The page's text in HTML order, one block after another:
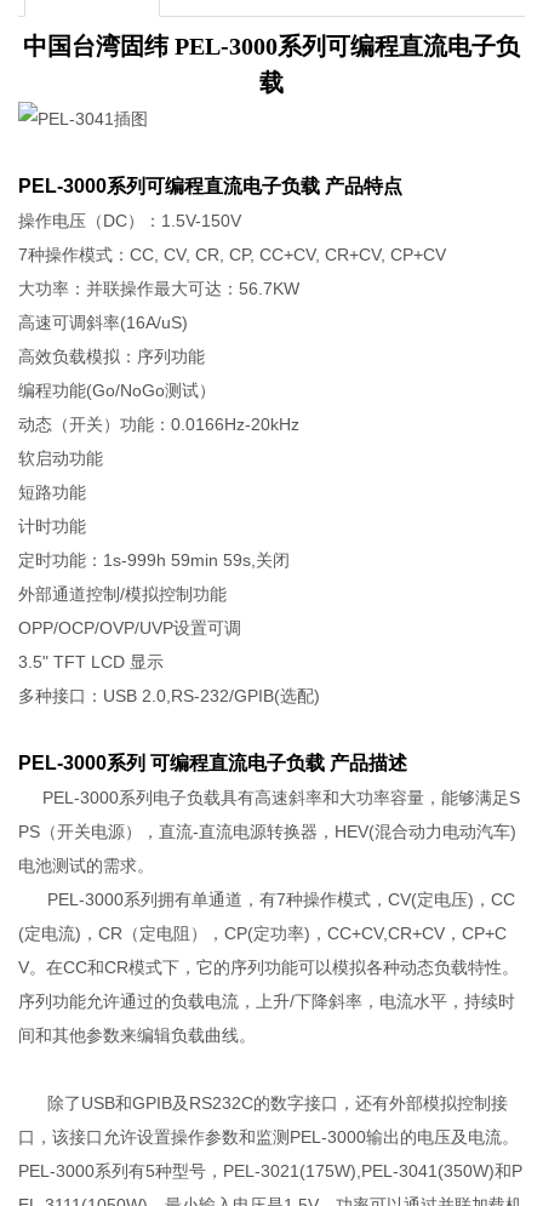
中国台湾固纬 PEL-3000系列可编程直流电子负
载
PEL-3000系列可编程直流电子负载 产品特点
操作电压（DC）：1.5V-150V
7种操作模式：CC, CV, CR, CP, CC+CV, CR+CV, CP+CV
大功率：并联操作最大可达：56.7KW
高速可调斜率(16A/uS)
高效负载模拟：序列功能
编程功能(Go/NoGo测试）
动态（开关）功能：0.0166Hz-20kHz
软启动功能
短路功能
计时功能
定时功能：1s-999h 59min 59s,关闭
外部通道控制/模拟控制功能
OPP/OCP/OVP/UVP设置可调
3.5" TFT LCD 显示
多种接口：USB 2.0,RS-232/GPIB(选配)
PEL-3000系列 可编程直流电子负载 产品描述
PEL-3000系列电子负载具有高速斜率和大功率容量，能够满足S
PS（开关电源），直流-直流电源转换器，HEV(混合动力电动汽车)
电池测试的需求。
PEL-3000系列拥有单通道，有7种操作模式，CV(定电压)，CC
(定电流)，CR（定电阻），CP(定功率)，CC+CV,CR+CV，CP+C
V。在CC和CR模式下，它的序列功能可以模拟各种动态负载特性。
序列功能允许通过的负载电流，上升/下降斜率，电流水平，持续时
间和其他参数来编辑负载曲线。
除了USB和GPIB及RS232C的数字接口，还有外部模拟控制接
口，该接口允许设置操作参数和监测PEL-3000输出的电压及电流。
PEL-3000系列有5种型号，PEL-3021(175W),PEL-3041(350W)和P